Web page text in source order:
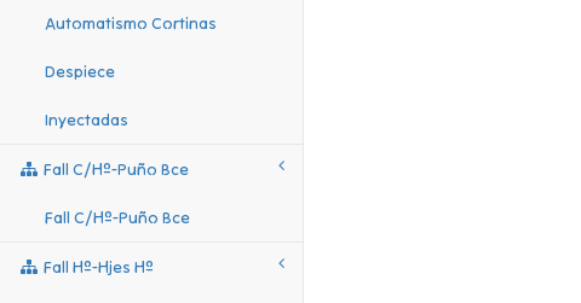
Automatismo Cortinas
Despiece
Inyectadas
Fall C/hº-Puño Bce
Fall C/hº-Puño Bce
Fall Hº-Hjes Hº